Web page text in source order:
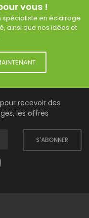
vous !
spécialiste en éclairage
ainsi que nos idées et
recevoir des
les offres
S'ABONNER